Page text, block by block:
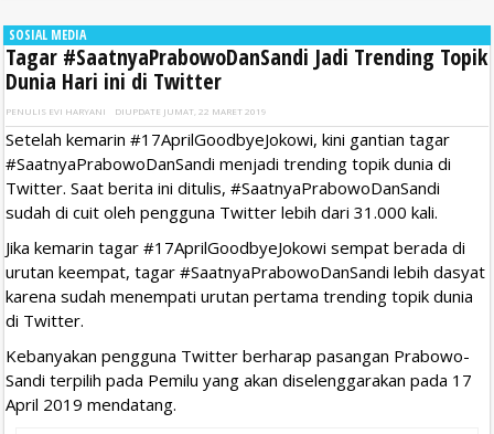
SOSIAL MEDIA
Tagar #SaatnyaPrabowoDanSandi Jadi Trending Topik
Dunia Hari ini di Twitter
PENULIS EVI HARYANI DIUPDATE JUMAT, 22 MARET 2019
Setelah kemarin #17AprilGoodbyeJokowi, kini gantian tagar
#SaatnyaPrabowoDanSandi menjadi trending topik dunia di
Twitter. Saat berita ini ditulis, #SaatnyaPrabowoDanSandi
sudah di cuit oleh pengguna Twitter lebih dari 31.000 kali.
Jika kemarin tagar #17AprilGoodbyeJokowi sempat berada di
urutan keempat, tagar #SaatnyaPrabowoDanSandi lebih dasyat
karena sudah menempati urutan pertama trending topik dunia
di Twitter.
Kebanyakan pengguna Twitter berharap pasangan Prabowo-
Sandi terpilih pada Pemilu yang akan diselenggarakan pada 17
April 2019 mendatang.